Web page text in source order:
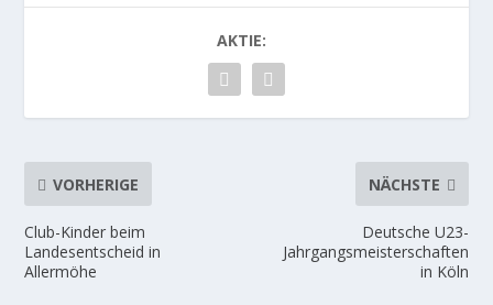
AKTIE:
VORHERIGE
Club-Kinder beim
Landesentscheid in
Allermöhe
NÄCHSTE
Deutsche U23-
Jahrgangsmeisterschaften
in Köln